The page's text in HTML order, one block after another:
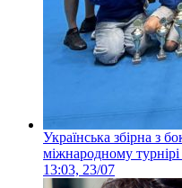
Українська збірна з
міжнародному
13:03, 23/07